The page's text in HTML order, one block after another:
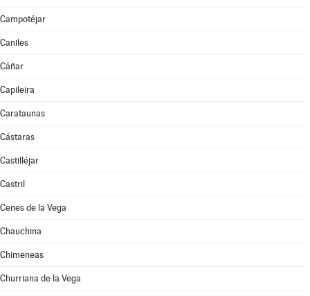
Campotéjar
Caniles
Cáñar
Capileira
Carataunas
Cástaras
Castilléjar
Castril
Cenes de la Vega
Chauchina
Chimeneas
Churriana de la Vega